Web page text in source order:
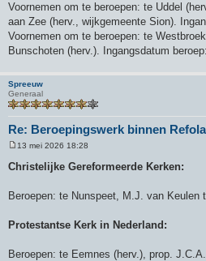
Voornemen om te beroepen: te Uddel
aan Zee (herv., wijkgemeente Sion).
Voornemen om te beroepen: te
Bunschoten (herv.). Ingangsdatum
Spreeuw
Generaal
Re: Beroepingswerk binnen
e
r
h
13 mei 2026 18:28
Christelijke Gereformeerde Kerken:
Beroepen: te Nunspeet, M.J. van Keulen
Protestantse Kerk in Nederland:
Beroepen: te Eemnes (herv.), prop.